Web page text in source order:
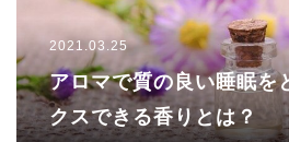
2021.03.25
アロマで質の良い睡眠を
クスできる香りとは？